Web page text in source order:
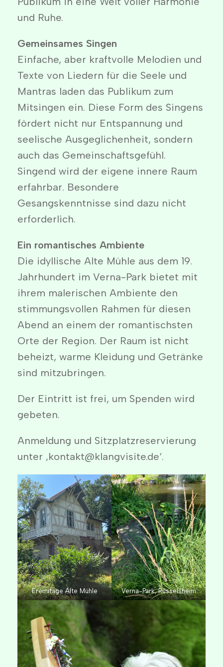
und Ruhe.
Gemeinsames Singen
Einfache, aber kraftvolle Melodien und
Texte von Liedern für die Seele und
Mantras laden das Publikum zum
Mitsingen ein. Diese Form des Singens
fördert nicht nur Entspannung und
seelische Ausgeglichenheit, sondern
auch das Gemeinschaftsgefühl.
Singend wird der eigene innere Raum
erfahrbar. Besondere
Gesangskenntnisse sind dazu nicht
erforderlich.
Ein romantisches Ambiente
Die idyllische Alte Mühle aus dem 19.
Jahrhundert im Verna-Park bietet mit
ihrem malerischen Ambiente den
stimmungsvollen Rahmen für diesen
Abend an einem der romantischsten
Orte der Region. Der Raum ist nicht
beheizt, warme Kleidung und Getränke
sind mitzubringen.
Der Eintritt ist frei, um Spenden wird
gebeten.
Anmeldung und Sitzplatzreservierung
unter ‚kontakt@klangvisite.de‘.
Eremitage Alte Mühle Verna-Park, Rüsselsheim